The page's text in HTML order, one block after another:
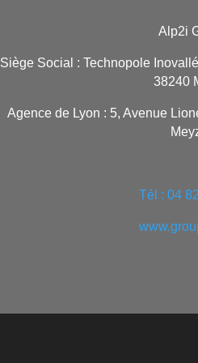
Alp2i
Siège Social : Technopole
38240
Agence de Lyon : 5, Avenue
Tél : 04